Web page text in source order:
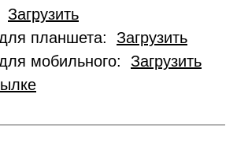
Загрузить
планшета: Загрузить
мобильного: Загрузить